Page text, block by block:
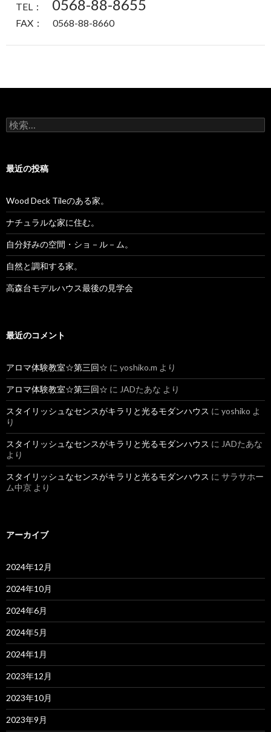
TEL： 0568-88-8655
FAX： 0568-88-8660
検
索:
最近の投稿
Wood Deck Tileのある家。
ナチュラルな家に住む。
自分好みの空間・ショ－ル－ム。
自然と調和する家。
高森台モデルハウス最後の見学会
最近のコメント
アロマ体験教室☆第三回☆ に yoshiko.m より
アロマ体験教室☆第三回☆ に JADたあな より
スタイリッシュなセンスがキラリと光るモダンハウス に yoshiko よ
り
スタイリッシュなセンスがキラリと光るモダンハウス に JADたあな
より
スタイリッシュなセンスがキラリと光るモダンハウス に サラサホー
ム中京 より
アーカイブ
2024年12月
2024年10月
2024年6月
2024年5月
2024年1月
2023年12月
2023年10月
2023年9月